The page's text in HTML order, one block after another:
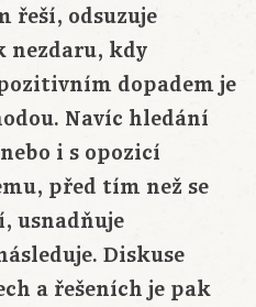
řeší, odsuzuje
nezdaru, kdy
dopadem je
Navíc hledání
i s opozicí
před tím než se
usnadňuje
Diskuse
a řešeních je pak